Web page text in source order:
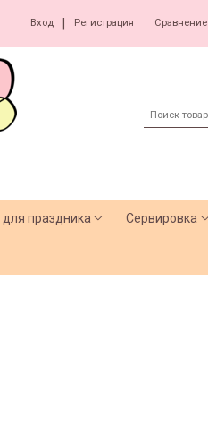
Вход Регистрация Сравнение
праздника Сервировка